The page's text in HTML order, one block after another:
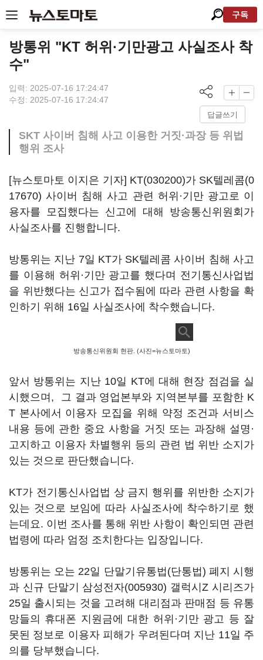
구독
방통위 "KT 허위·기만광고 사실조사 착
수"
입력: 2025-07-16 17:24:47
수정: 2025-07-16 17:24:47
답글쓰기
SKT 사이버 침해 사고 이용한 거짓·과장 등 위법
행위 조사
[뉴스토마토 이지은 기자] KT(030200)가 SK텔레콤(0
17670) 사이버 침해 사고 관련 허위·기만 광고로 이
용자를 모집했다는 신고에 대해 방송통신위원회가
사실조사를 진행합니다.
방통위는 지난 7일 KT가 SK텔레콤 사이버 침해 사고
를 이용해 허위·기만 광고를 했다며 전기통신사업법
을 위반했다는 신고가 접수됨에 따라 관련 사항을 확
인하기 위해 16일 사실조사에 착수했습니다.
방송통신위원회 현판. (사진=뉴스토마토)
앞서 방통위는 지난 10일 KT에 대해 현장 점검을 실
시했으며, 그 결과 영업본부와 지역본부를 포함한 K
T 본사에서 이용자 모집을 위해 약정 조건과 서비스
내용 등에 관한 중요 사항을 거짓 또는 과장해 설명·
고지하고 이용자 차별행위 등의 관련 법 위반 소지가
있는 것으로 판단했습니다.
KT가 전기통신사업법 상 금지 행위를 위반한 소지가
있는 것으로 보임에 따라 사실조사에 착수하기로 했
는데요. 이번 조사를 통해 위반 사항이 확인되면 관련
법령에 따라 엄정 조치한다는 입장입니다.
방통위는 오는 22일 단말기유통법(단통법) 폐지 시행
과 신규 단말기 삼성전자(005930) 갤럭시Z 시리즈가
25일 출시되는 것을 고려해 대리점과 판매점 등 유통
망들의 휴대폰 지원금에 대한 허위·기만 광고 등 잘
못된 정보로 이용자 피해가 우려된다며 지난 11일 주
의를 당부했습니다.